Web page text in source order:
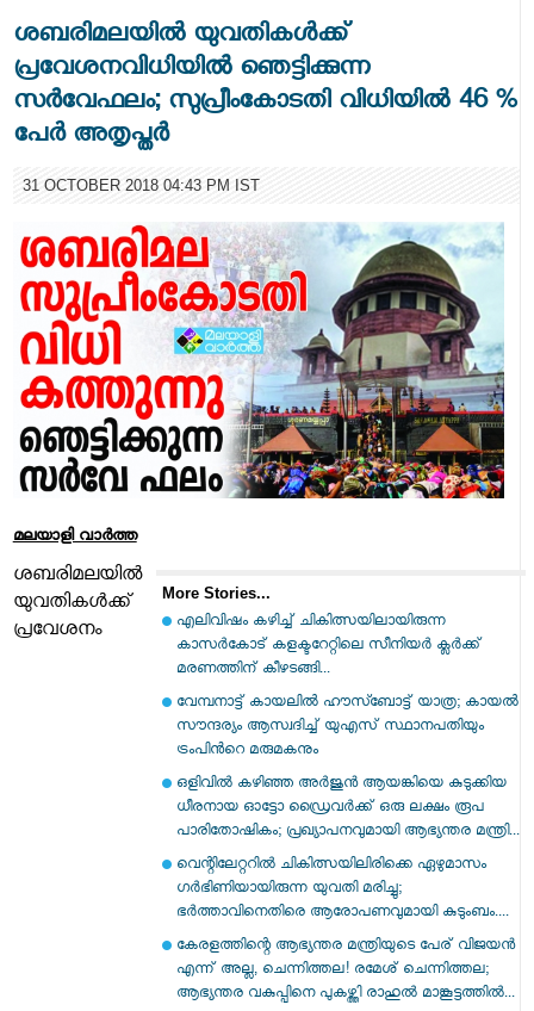
ശബരിമലയില്‍ യുവതികള്‍ക്ക്
പ്രവേശനവിധിയിൽ ഞെട്ടിക്കുന്ന
സർവേഫലം; സുപ്രീംകോടതി വിധിയില്‍ 46 %
പേര്‍ അതൃപ്തർ
31 OCTOBER 2018 04:43 PM IST
മലയാളി വാര്‍ത്ത
More Stories...
എലിവിഷം കഴിച്ച് ചികിത്സയിലായിരുന്ന
കാസർകോട് കളക്ടറേറ്റിലെ സീനിയർ ക്ലർക്ക്
മരണത്തിന് കീഴടങ്ങി...
വേമ്പനാട്ട് കായലില്‍ ഹൗസ്ബോട്ട് യാത്ര; കായല്‍
സൗന്ദര്യം ആസ്വദിച്ച് യുഎസ് സ്ഥാനപതിയും
ട്രംപിന്‍റെ മരുമകനും
ഒളിവിൽ കഴിഞ്ഞ അർജുൻ ആയങ്കിയെ കുടുക്കിയ
ധീരനായ ഓട്ടോ ഡ്രൈവർക്ക് ഒരു ലക്ഷം രൂപ
പാരിതോഷികം; പ്രഖ്യാപനവുമായി ആഭ്യന്തര മന്ത്രി...
വെന്റിലേറ്ററിൽ ചികിത്സയിലിരിക്കെ ഏഴുമാസം
ഗർഭിണിയായിരുന്ന യുവതി മരിച്ചു;
ഭർത്താവിനെതിരെ ആരോപണവുമായി കുടുംബം....
കേരളത്തിന്റെ ആഭ്യന്തര മന്ത്രിയുടെ പേര് വിജയൻ
എന്ന് അല്ല, ചെന്നിത്തല! രമേശ് ചെന്നിത്തല;
ആഭ്യന്തര വകുപ്പിനെ പുകഴ്ത്തി രാഹുൽ മാങ്കൂട്ടത്തിൽ...
ശബരിമലയില്‍
യുവതികള്‍ക്ക്
പ്രവേശനം